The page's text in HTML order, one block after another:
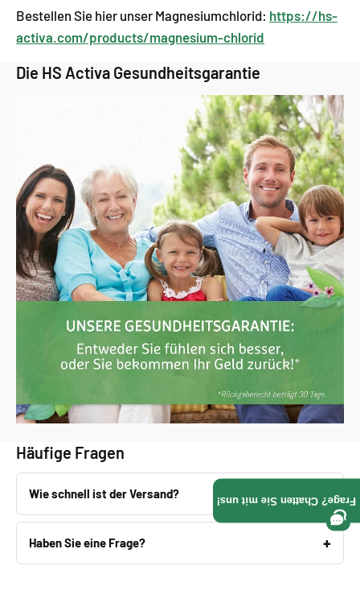
Bestellen Sie hier unser Magnesiumchlorid: https://hs-
activa.com/products/magnesium-chlorid
Die HS Activa Gesundheitsgarantie
Häufige Fragen
Wie schnell ist der Versand?
Haben Sie eine Frage?
Frage? Chatten Sie mit uns!